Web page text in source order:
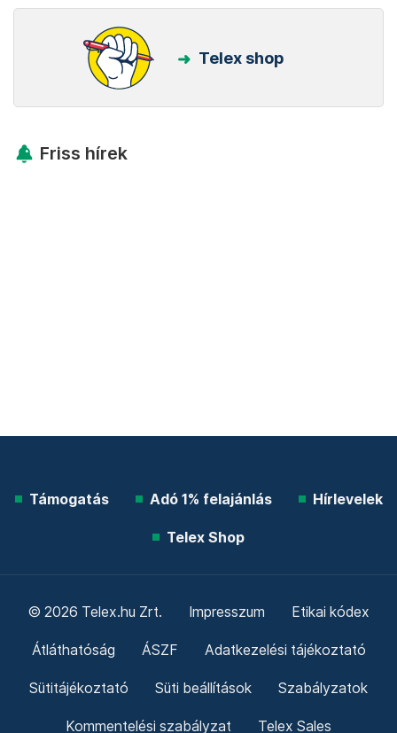
Telex shop
Friss hírek
Támogatás Adó 1% felajánlás Hírlevelek
Telex Shop
© 2026 Telex.hu Zrt. Impresszum Etikai kódex
Átláthatóság ÁSZF Adatkezelési tájékoztató
Sütitájékoztató Süti beállítások Szabályzatok
Kommentelési szabályzat Telex Sales